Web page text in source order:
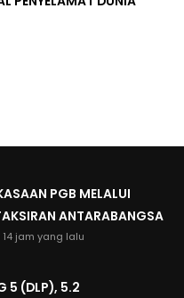
PGB MELALUI
ANTARABANGSA
jam yang lalu
5 (DLP), 5.2